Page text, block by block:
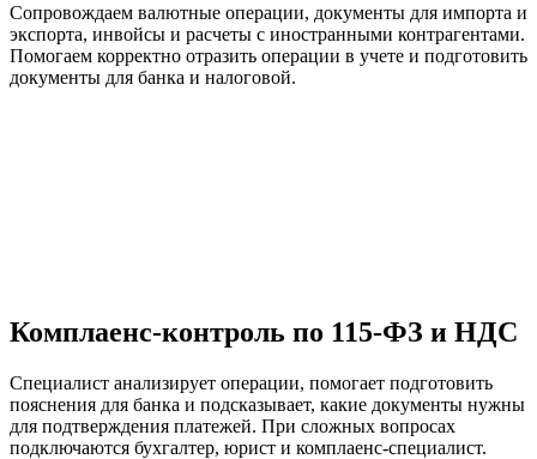
Сопровождаем валютные операции, документы для импорта и
экспорта, инвойсы и расчеты с иностранными контрагентами.
Помогаем корректно отразить операции в учете и подготовить
документы для банка и налоговой.
Комплаенс-контроль по 115-ФЗ и НДС
Специалист анализирует операции, помогает подготовить
пояснения для банка и подсказывает, какие документы нужны
для подтверждения платежей. При сложных вопросах
подключаются бухгалтер, юрист и комплаенс-специалист.